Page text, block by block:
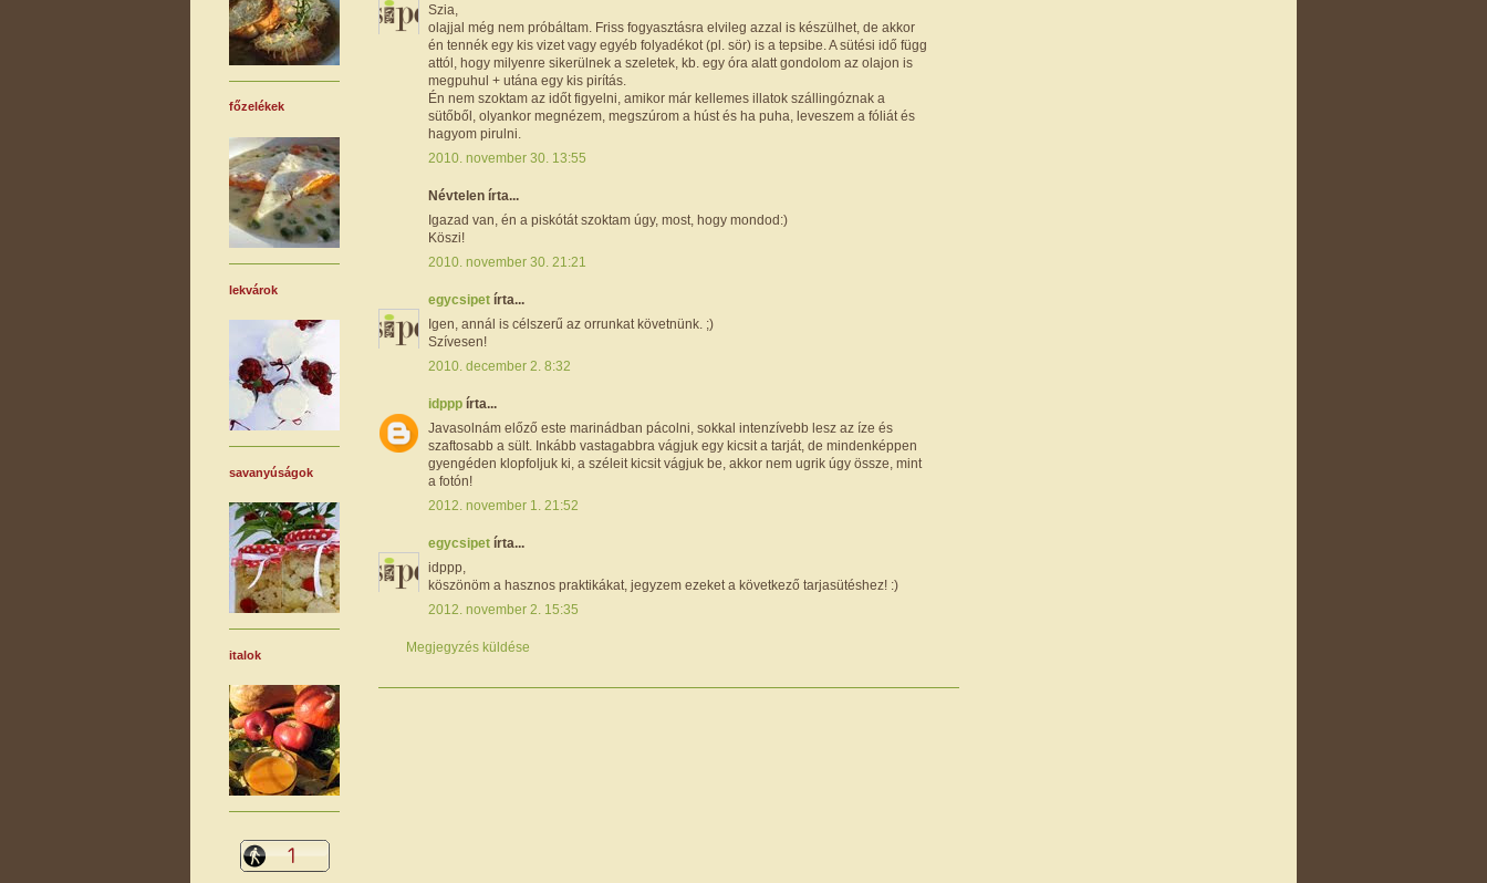
Szia,
olajjal még nem próbáltam. Friss fogyasztásra elvileg azzal is készülhet, de akkor
én tennék egy kis vizet vagy egyéb folyadékot (pl. sör) is a tepsibe. A sütési idő függ
attól, hogy milyenre sikerülnek a szeletek, kb. egy óra alatt gondolom az olajon is
megpuhul + utána egy kis pirítás.
Én nem szoktam az időt figyelni, amikor már kellemes illatok szállingóznak a
sütőből, olyankor megnézem, megszúrom a húst és ha puha, leveszem a fóliát és
hagyom pirulni.
2010. november 30. 13:55
Névtelen írta...
Igazad van, én a piskótát szoktam úgy, most, hogy mondod:)
Köszi!
2010. november 30. 21:21
egycsipet írta...
Igen, annál is célszerű az orrunkat követnünk. ;)
Szívesen!
2010. december 2. 8:32
idppp írta...
Javasolnám előző este marinádban pácolni, sokkal intenzívebb lesz az íze és
szaftosabb a sült. Inkább vastagabbra vágjuk egy kicsit a tarját, de mindenképpen
gyengéden klopfoljuk ki, a széleit kicsit vágjuk be, akkor nem ugrik úgy össze, mint
a fotón!
2012. november 1. 21:52
egycsipet írta...
idppp,
köszönöm a hasznos praktikákat, jegyzem ezeket a következő tarjasütéshez! :)
2012. november 2. 15:35
Megjegyzés küldése
főzelékek
lekvárok
savanyúságok
italok